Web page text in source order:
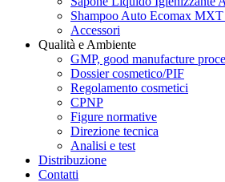
Shampoo Auto Ecomax MXT
Accessori
Qualità e Ambiente
GMP, good manufacture
Dossier cosmetico/PIF
Regolamento cosmetici
CPNP
Figure normative
Direzione tecnica
Analisi e test
Distribuzione
Contatti